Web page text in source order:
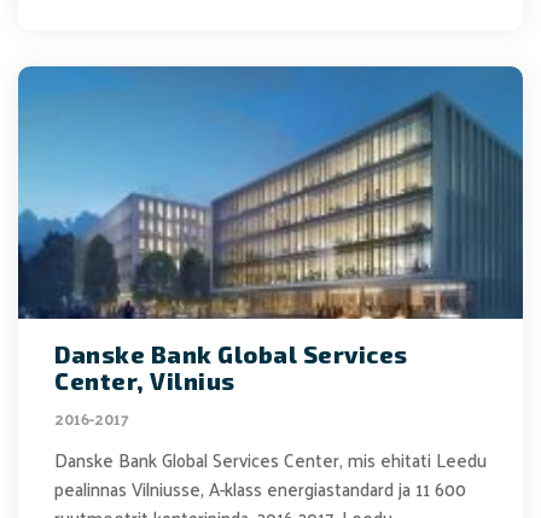
Danske Bank Global Services
Center, Vilnius
2016-2017
Danske Bank Global Services Center, mis ehitati Leedu
pealinnas Vilniusse, A-klass energiastandard ja 11 600